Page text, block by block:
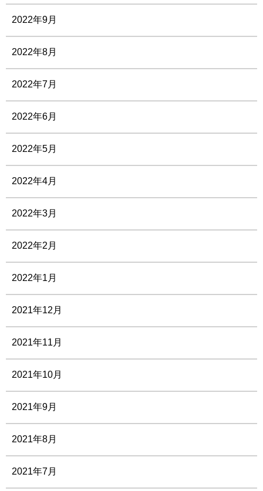
2022年9月
2022年8月
2022年7月
2022年6月
2022年5月
2022年4月
2022年3月
2022年2月
2022年1月
2021年12月
2021年11月
2021年10月
2021年9月
2021年8月
2021年7月